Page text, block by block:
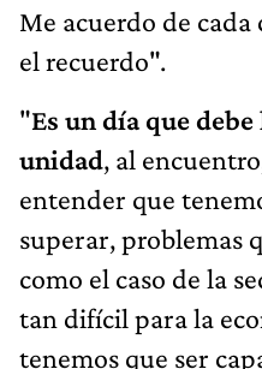
Me acuerdo de
el recuerdo".
"Es un día que
unidad, al
entender que
superar, problemas
como el caso de la
tan difícil para la
tenemos que ser